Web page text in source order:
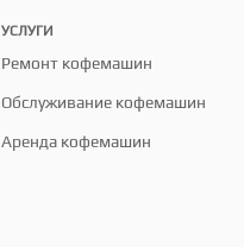
УСЛУГИ
Ремонт кофемашин
Обслуживание кофемашин
Аренда кофемашин